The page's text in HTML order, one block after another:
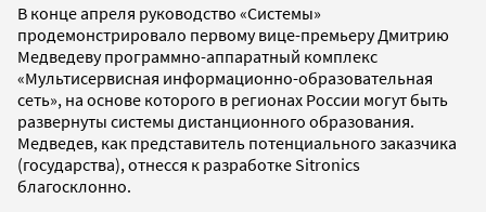
В конце апреля руководство «Системы»
продемонстрировало первому вице-премьеру Дмитрию
Медведеву программно-аппаратный комплекс
«Мультисервисная информационно-образовательная
сеть», на основе которого в регионах России могут быть
развернуты системы дистанционного образования.
Медведев, как представитель потенциального заказчика
(государства), отнесся к разработке Sitronics
благосклонно.